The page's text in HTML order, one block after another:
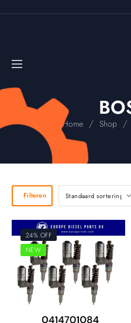
Home / Shop /
Filteren
24% OFF
NEW